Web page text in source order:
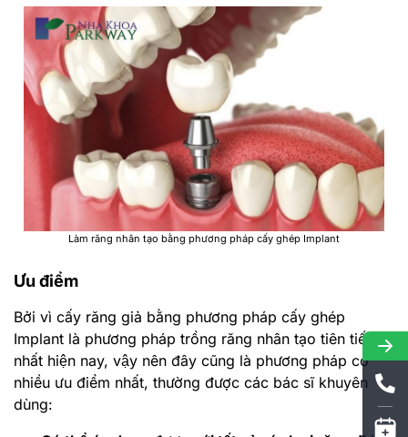
Làm răng nhân tạo bằng phương pháp cấy ghép Implant
Ưu điểm
Bởi vì cấy răng giả bằng phương pháp cấy ghép
Implant là phương pháp trồng răng nhân tạo tiên tiến
nhất hiện nay, vậy nên đây cũng là phương pháp có
nhiều ưu điểm nhất, thường được các bác sĩ khuyên
dùng: